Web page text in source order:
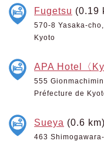
Fugetsu (0.19
570-8 Yasaka-
Kyoto
APA Hotel〈
555
Préfecture de
Sueya (0.6 km)
463